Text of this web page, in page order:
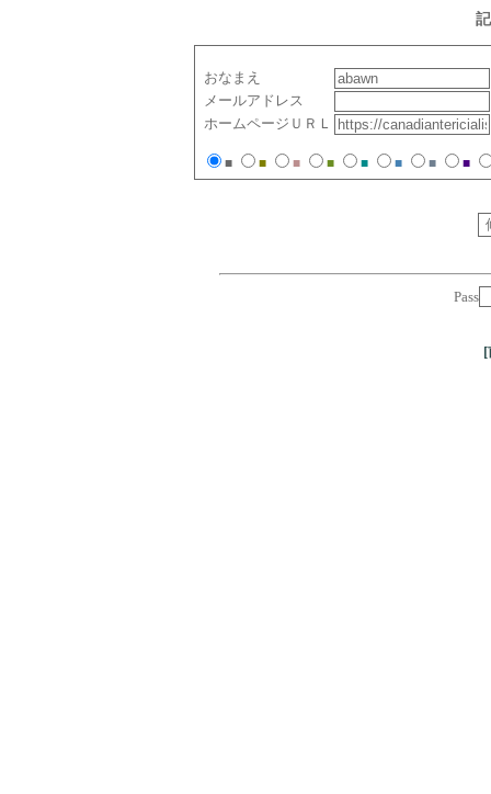
おなまえ
メールアドレス
ホームページＵＲＬ
■ ■ ■ ■ ■ ■ ■ ■
Pass
[